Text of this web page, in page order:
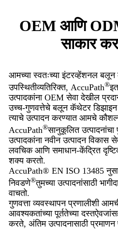
OEM आणि
साकार
आमच्या स्वतःच्या इंटरव्हेंशनल बलून
उपस्थितीव्यतिरिक्त, AccuPath®
उत्पादकांना OEM सेवा देखील
उच्च-गुणवत्तेचे बलून कॅथेटर
त्याचे उत्पादन करण्यात आमचे
AccuPath®सानुकूलित
उत्पादकांना नवीन उत्पादन विकास
लवचिक आणि समाधान-केंद्रित
शक्य करतो.
AccuPath® EN ISO 13485
निवडणे®तुमच्या उत्पादनांसाठी
वाचतो.
गुणवत्ता व्यवस्थापन प्रणालीशी
आवश्यकतांच्या पूर्ततेच्या
करते, अंतिम उत्पादनासाठी